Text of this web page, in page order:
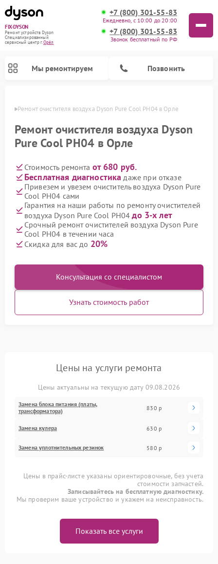
FIX-DYSON
Ремонт устройств Dyson
Специализированный
cервисный центр г.Орёл
+7 (800) 301-55-83
Ежедневно, с 10:00 до 20:00
+7 (800) 301-55-83
Звонок бесплатный по РФ
Мы ремонтируем Позвонить
Ремонт очистителя воздуха Dyson Pure Cool PH04 в Орле
Ремонт очистителя воздуха Dyson
Pure Cool PH04 в Орле
Стоимость ремонта от 680 руб.
Бесплатная диагностика даже при отказе
Привезем и увезем очиститель воздуха Dyson Pure
Cool PH04 сами
Гарантия на наши работы по ремонту очистителей
воздуха Dyson Pure Cool PH04до 3-х лет
Срочный ремонт очистителей воздуха Dyson Pure
Cool PH04 в течении часа
Скидка для вас до 20%
Консультация со специалистом
Узнать стоимость работ
Цены на услуги ремонта
Цены актуальны на текущую дату 09.08.2026
Замена блока питания (платы,
трансформатора)
830 р
Замена кулера 630 р
Замена уплотнительных резинок 580 р
Цены в прайс-листе указаны ориентировочные, без учета
стоимости запчастей.
Записывайтесь на бесплатную диагностику.
Мы проверим ваше устройство и укажем на неисправность.
Показать все услуги